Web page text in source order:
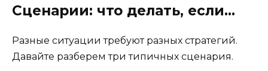
Сценарии: что делать, если…
Разные ситуации требуют разных стратегий.
Давайте разберем три типичных сценария.